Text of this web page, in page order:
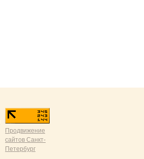
Продвижение
сайтов Санкт-
Петербург